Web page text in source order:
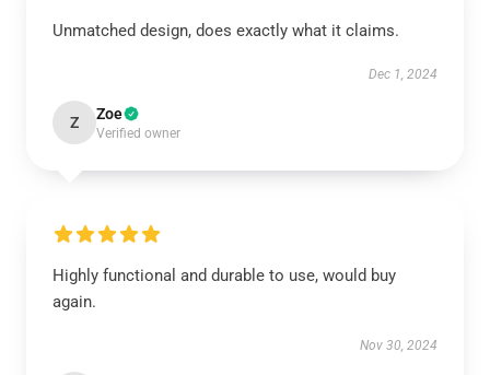
Unmatched design, does exactly what it claims.
Dec 1, 2024
Z Zoe
Verified owner
Highly functional and durable to use, would buy
again.
Nov 30, 2024